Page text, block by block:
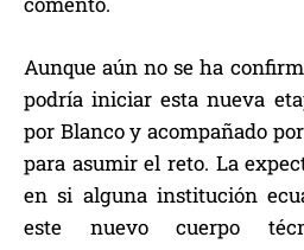
Aunque aún no se ha
podría iniciar esta nueva
por Blanco y acompañado
para asumir el reto. La
en si alguna institución
este nuevo cuerpo